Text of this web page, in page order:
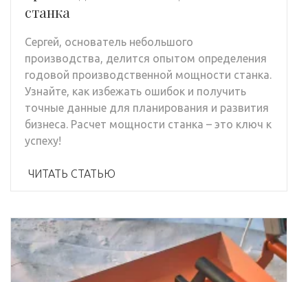
станка
Сергей, основатель небольшого
производства, делится опытом определения
годовой производственной мощности станка.
Узнайте, как избежать ошибок и получить
точные данные для планирования и развития
бизнеса. Расчет мощности станка – это ключ к
успеху!
ЧИТАТЬ СТАТЬЮ